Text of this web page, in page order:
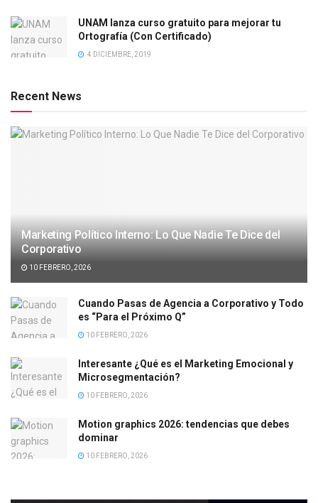
UNAM lanza curso gratuito para mejorar tu
Ortografía (Con Certificado)
4 DICIEMBRE, 2019
Recent News
Marketing Político Interno: Lo Que Nadie Te Dice del
Corporativo
10 FEBRERO, 2026
Cuando Pasas de Agencia a Corporativo y Todo
es “Para el Próximo Q”
10 FEBRERO, 2026
Interesante ¿Qué es el Marketing Emocional y
Microsegmentación?
10 FEBRERO, 2026
Motion graphics 2026: tendencias que debes
dominar
10 FEBRERO, 2026